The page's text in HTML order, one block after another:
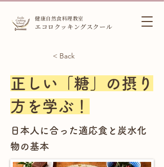
健康自然食料理教室
エコロクッキングスクール
< Back
正しい「糖」の摂り
方を学ぶ！
日本人に合った適応食と炭水化
物の基本